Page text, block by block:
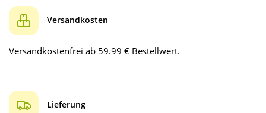
Versandkosten
Versandkostenfrei ab 59.99 € Bestellwert.
Lieferung